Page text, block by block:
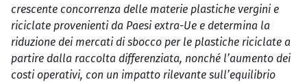
crescente concorrenza delle materie plastiche vergini e
riciclate provenienti da Paesi extra-Ue e determina la
riduzione dei mercati di sbocco per le plastiche riciclate a
partire dalla raccolta differenziata, nonché l’aumento dei
costi operativi, con un impatto rilevante sull’equilibrio